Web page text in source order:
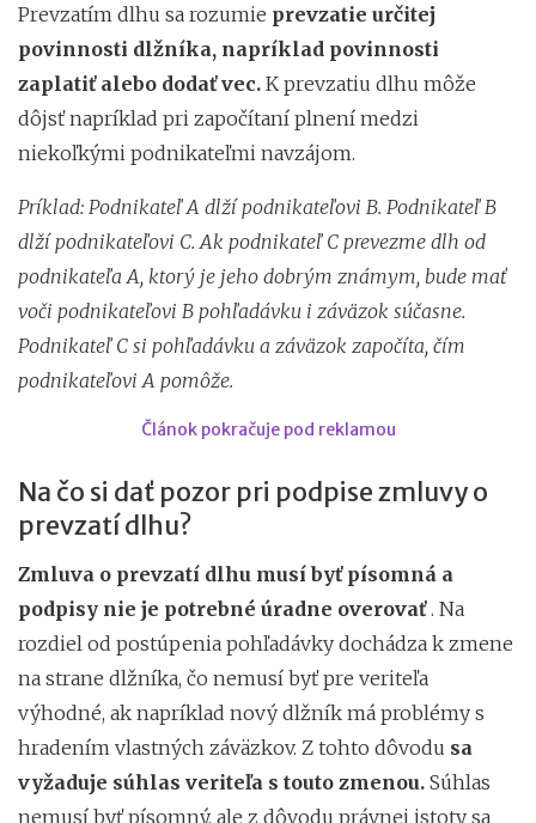
Prevzatím dlhu sa rozumie prevzatie určitej
povinnosti dlžníka, napríklad povinnosti
zaplatiť alebo dodať vec. K prevzatiu dlhu môže
dôjsť napríklad pri započítaní plnení medzi
niekoľkými podnikateľmi navzájom.
Príklad: Podnikateľ A dlží podnikateľovi B. Podnikateľ B
dlží podnikateľovi C. Ak podnikateľ C prevezme dlh od
podnikateľa A, ktorý je jeho dobrým známym, bude mať
voči podnikateľovi B pohľadávku i záväzok súčasne.
Podnikateľ C si pohľadávku a záväzok započíta, čím
podnikateľovi A pomôže.
Článok pokračuje pod reklamou
Na čo si dať pozor pri podpise zmluvy o
prevzatí dlhu?
Zmluva o prevzatí dlhu musí byť písomná a
podpisy nie je potrebné úradne overovať. Na
rozdiel od postúpenia pohľadávky dochádza k zmene
na strane dlžníka, čo nemusí byť pre veriteľa
výhodné, ak napríklad nový dlžník má problémy s
hradením vlastných záväzkov. Z tohto dôvodu sa
vyžaduje súhlas veriteľa s touto zmenou. Súhlas
nemusí byť písomný, ale z dôvodu právnej istoty sa